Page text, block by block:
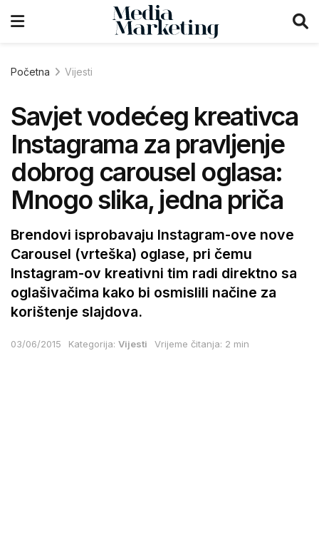
Početna Vijesti
Savjet vodećeg kreativca
Instagrama za pravljenje
dobrog carousel oglasa:
Mnogo slika, jedna priča
Brendovi isprobavaju Instagram-ove nove
Carousel (vrteška) oglase, pri čemu
Instagram-ov kreativni tim radi direktno sa
oglašivačima kako bi osmislili načine za
korištenje slajdova.
03/06/2015 Kategorija: Vijesti Vrijeme čitanja: 2 min